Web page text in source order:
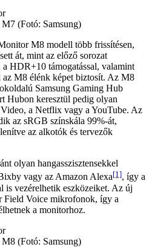
(Fotó: Samsung)
M8 modell több frissítésen,
át, mint az előző sorozat
HDR+10 támogatással, valamint
M8 élénk képet biztosít. Az M8
Samsung Gaming Hub
Hubon keresztül pedig olyan
a Netflix vagy a YouTube. Az
az sRGB színskála 99%-át,
az alkotók és tervezők
olyan hangasszisztensekkel
vagy az Amazon Alexa[1], így a
is vezérelhetik eszközeiket. Az új
Field Voice mikrofonok, így a
a monitorhoz.
(Fotó: Samsung)